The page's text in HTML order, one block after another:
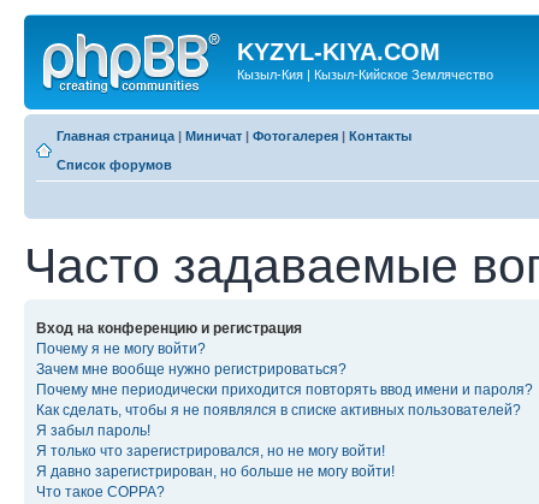
KYZYL-KIYA.COM
Кызыл-Кия | Кызыл-Кийское Землячество
Главная страница | Миничат | Фотогалерея | Контакты
Список форумов
Часто задаваемые
Вход на конференцию и регистрация
Почему я не могу войти?
Зачем мне вообще нужно регистрироваться?
Почему мне периодически приходится повторять ввод имени и пароля?
Как сделать, чтобы я не появлялся в списке активных пользователей?
Я забыл пароль!
Я только что зарегистрировался, но не могу войти!
Я давно зарегистрирован, но больше не могу войти!
Что такое COPPA?